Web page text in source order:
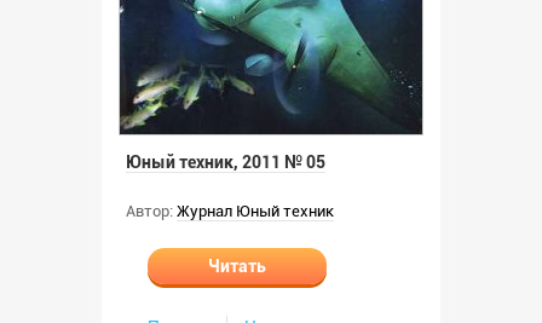
Юный техник, 2011 № 05
Автор: Журнал Юный техник
Читать